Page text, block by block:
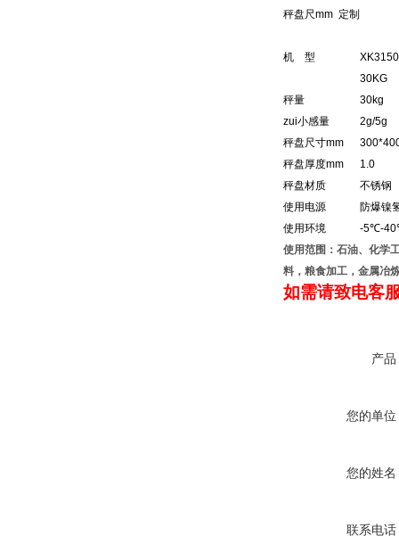
秤盘尺mm 定制
机 型
30KG
秤量
30kg
zui小感量
2g/5g
秤盘尺寸mm
秤盘厚度mm
1.0
秤盘材质
不锈钢
使用电源
防爆镍
使用环境
-5℃-
使用范围：石油、化学
料，粮食加工，金属冶
如需请致电客
产品
您的单位
您的姓名
联系电话